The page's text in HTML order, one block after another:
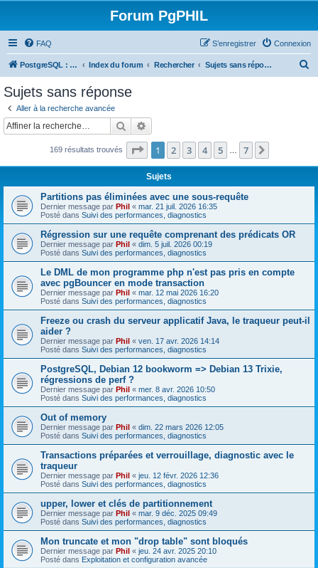
Forum PgPHIL
FAQ Connexion
S’enregistrer
PostgreSQL : SGBD libre, puissant et complet Index du forum Rechercher Sujets sans réponse
c
Sujets sans réponse
Aller à la recherche avancée
Rechercher
169 résultats trouvés Page 1sur7
1 2 3 4 5 7
Sujets
Partitions pas éliminées avec une sous-requête
Dernier message par Phil « mar. 21 juil. 2026 16:35
Posté dans Suivi des performances, diagnostics
Régression sur une requête comprenant des prédicats OR
Dernier message par Phil « dim. 5 juil. 2026 00:19
Posté dans Suivi des performances, diagnostics
Le DML de mon programme php n'est pas pris en compte
avec pgBouncer en mode transaction
Dernier message par Phil « mar. 12 mai 2026 16:20
Posté dans Suivi des performances, diagnostics
Freeze ou crash du serveur applicatif Java, le traqueur peut-il
aider ?
Dernier message par Phil « ven. 17 avr. 2026 14:14
Posté dans Suivi des performances, diagnostics
PostgreSQL, Debian 12 bookworm => Debian 13 Trixie,
régressions de perf ?
Dernier message par Phil « mer. 8 avr. 2026 10:50
Posté dans Suivi des performances, diagnostics
Out of memory
Dernier message par Phil « dim. 22 mars 2026 12:05
Posté dans Suivi des performances, diagnostics
Transactions préparées et verrouillage, diagnostic avec le
traqueur
Dernier message par Phil « jeu. 12 févr. 2026 12:36
Posté dans Suivi des performances, diagnostics
upper, lower et clés de partitionnement
Dernier message par Phil « mar. 9 déc. 2025 09:49
Posté dans Suivi des performances, diagnostics
Mon truncate et mon "drop table" sont bloqués
Dernier message par Phil « jeu. 24 avr. 2025 20:10
Posté dans Exploitation et configuration avancée